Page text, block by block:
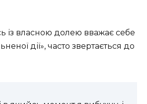
із власною долею вважає себе
дії», часто звертається до